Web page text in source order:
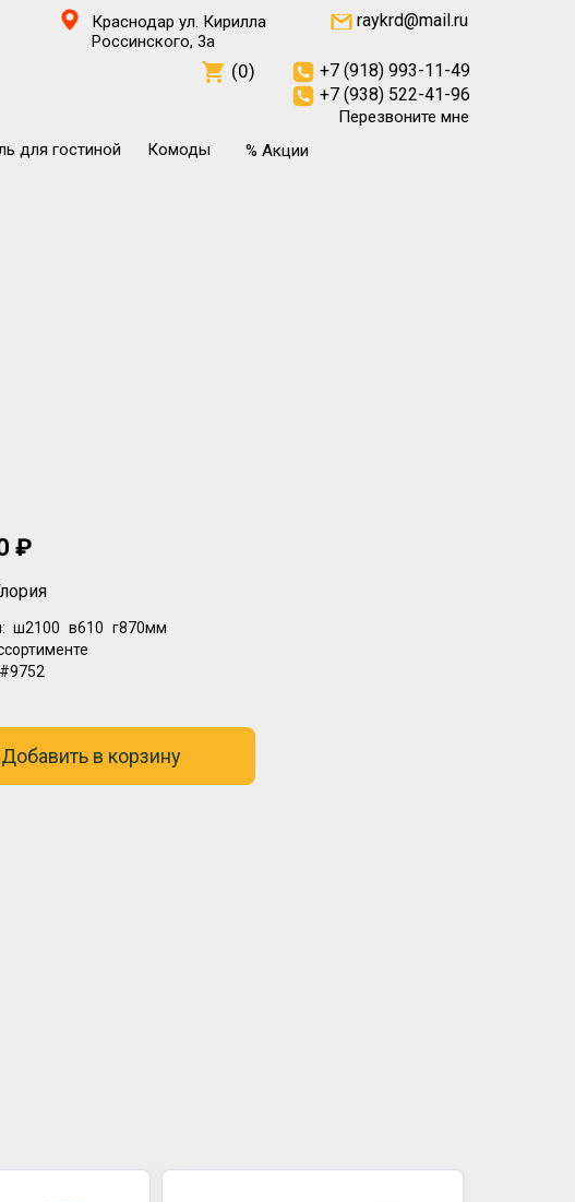
Краснодар ул. Кирилла
Россинского, 3а
raykrd@mail.ru
Перезвоните мне
для гостиной Комоды % Акции
(0)
+7 (918) 993-11-49
+7 (938) 522-41-96
₽
ш2100 в610 г870мм
#9752
Добавить в корзину